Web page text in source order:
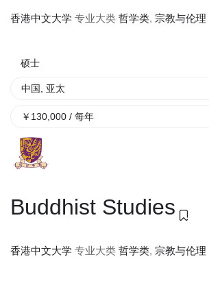
香港中文大学 专业大类 哲学类, 宗教与伦理
硕士
中国 亚太
￥ 130,000 / 每年
Buddhist Studies
香港中文大学 专业大类 哲学类, 宗教与伦理